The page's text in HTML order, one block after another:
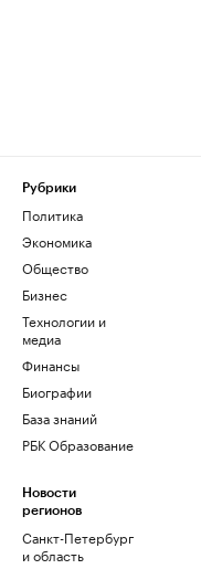
Рубрики
Политика
Экономика
Общество
Бизнес
Технологии и
медиа
Финансы
Биографии
База знаний
РБК Образование
Новости
регионов
Санкт-Петербург
и область